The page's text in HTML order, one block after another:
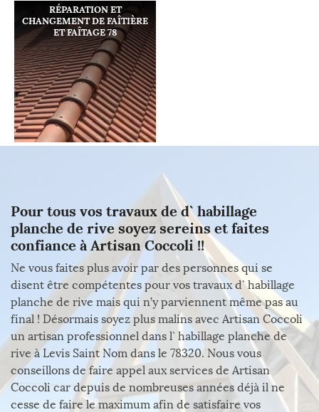
RÉPARATION ET
CHANGEMENT DE FAÎTIÈRE
ET FAÎTAGE 78
Pour tous vos travaux de d` habillage
planche de rive soyez sereins et faites
confiance à Artisan Coccoli !!
Ne vous faites plus avoir par des personnes qui se
disent être compétentes pour vos travaux d` habillage
planche de rive mais qui n’y parviennent même pas au
final ! Désormais soyez plus malins avec Artisan Coccoli
un artisan professionnel dans l` habillage planche de
rive à Levis Saint Nom dans le 78320. Nous vous
conseillons de faire appel aux services de Artisan
Coccoli car depuis de nombreuses années déjà il ne
cesse de faire le maximum afin de satisfaire vos